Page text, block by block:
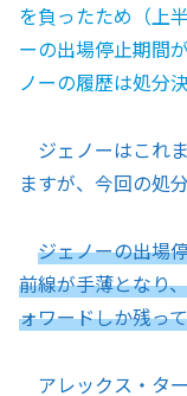
を負ったため（上
ーの出場停止期間
ノーの履歴は処分
ジェノーはこれ
ますが、今回の処
ジェノーの出場
前線が手薄となり
ォワードしか残っ
アレックス・タ